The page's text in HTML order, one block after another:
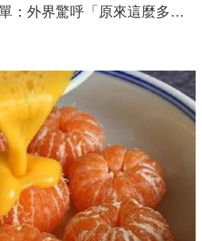
：外界驚呼「原來這麼多人